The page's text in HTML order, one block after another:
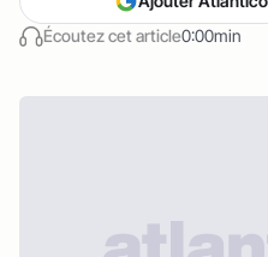
Écoutez cet article0:00min